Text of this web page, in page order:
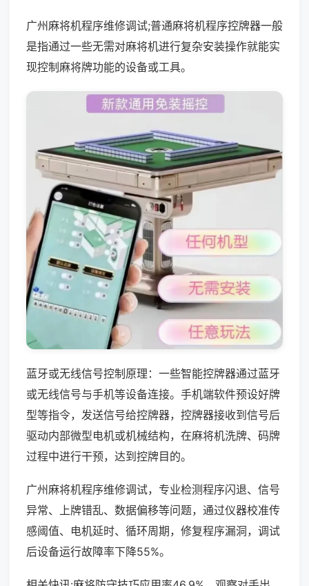
广州麻将机程序维修调试;普通麻将机程序控牌器一般
是指通过一些无需对麻将机进行复杂安装操作就能实
现控制麻将牌功能的设备或工具。
蓝牙或无线信号控制原理：一些智能控牌器通过蓝牙
或无线信号与手机等设备连接。手机端软件预设好牌
型等指令，发送信号给控牌器，控牌器接收到信号后
驱动内部微型电机或机械结构，在麻将机洗牌、码牌
过程中进行干预，达到控牌目的。
广州麻将机程序维修调试，专业检测程序闪退、信号
异常、上牌错乱、数据偏移等问题，通过仪器校准传
感阈值、电机延时、循环周期，修复程序漏洞，调试
后设备运行故障率下降55%。